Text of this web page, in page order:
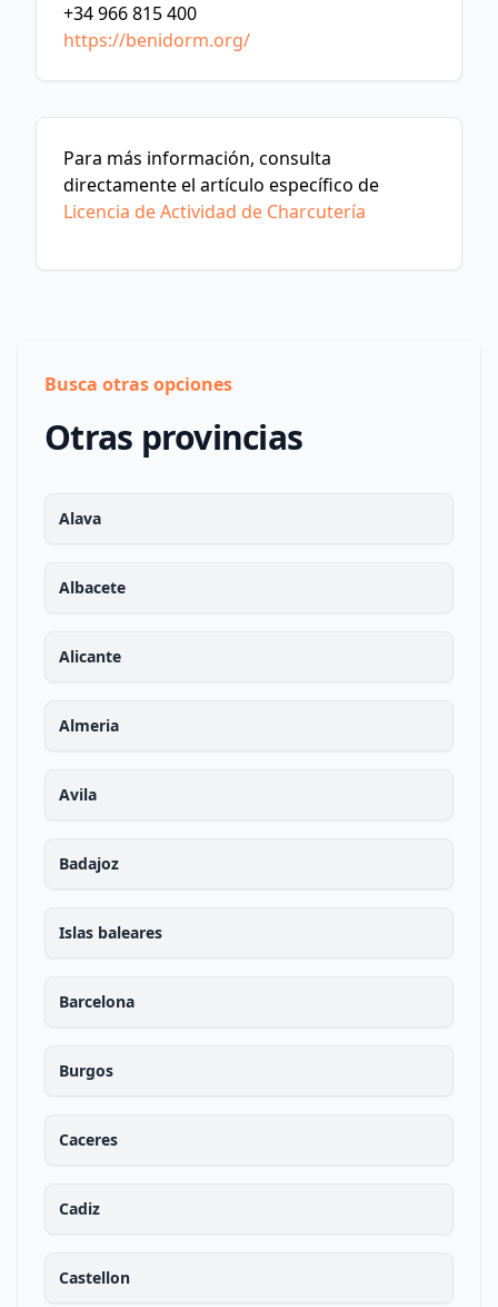
+34 966 815 400
https://benidorm.org/
Para más información, consulta
directamente el artículo específico de
Licencia de Actividad de Charcutería
Busca otras opciones
Otras provincias
Alava
Albacete
Alicante
Almeria
Avila
Badajoz
Islas baleares
Barcelona
Burgos
Caceres
Cadiz
Castellon